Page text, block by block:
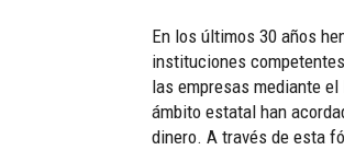
En los últimos 30 años
instituciones
las empresas mediante
ámbito estatal han
dinero. A través de esta